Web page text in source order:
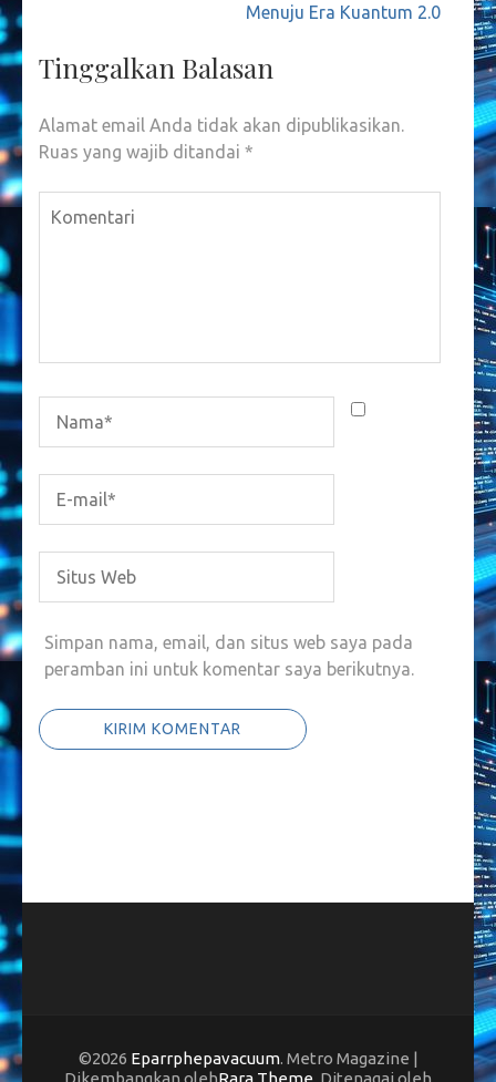
Menuju Era Kuantum 2.0
Tinggalkan Balasan
Alamat email Anda tidak akan dipublikasikan.
Ruas yang wajib ditandai *
Simpan nama, email, dan situs web saya pada
peramban ini untuk komentar saya berikutnya.
©2026 Eparrphepavacuum. Metro Magazine |
Dikembangkan olehRara Theme . Ditenagai oleh